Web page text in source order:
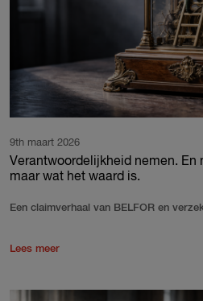
9th maart 2026
Verantwoordelijkheid nemen. En
maar wat het waard is.
Een claimverhaal van BELFOR en
Lees meer